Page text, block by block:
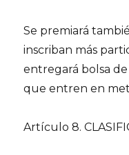
Se premiará
inscriban más
entregará bolsa
que entren en
Artículo 8.